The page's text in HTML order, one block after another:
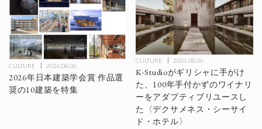
CULTURE 2026.08.06
2026年日本建築学会賞 作品選
奨の10建築を特集
CULTURE 2026.08.06
K-Studioがギリシャに手がけ
た、100年手付かずのワイナリ
ーをアダプティブリユースし
た〈デクサメネス・シーサイ
ド・ホテル〉